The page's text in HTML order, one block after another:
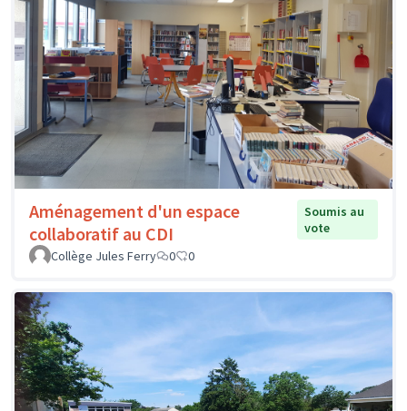
Aménagement d'un espace
collaboratif au CDI
Soumis au
vote
Collège Jules Ferry
0 0